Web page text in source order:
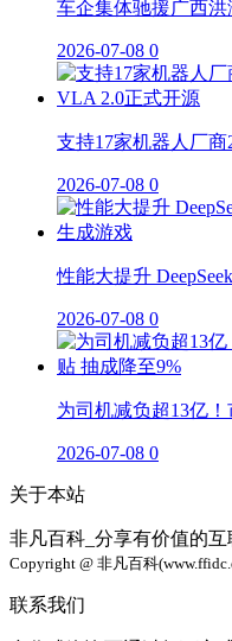
车企集体驰援广西
2026-07-08 0
支持17家机器人厂
2026-07-08 0
性能大提升
2026-07-08 0
为司机减负超13亿
2026-07-08 0
关于本站
非凡百科_分享有价值的
Copyright @ 非凡百科
联系我们